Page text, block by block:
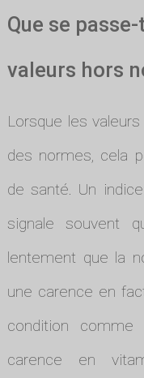
Que se
valeurs hors
Lorsque les valeurs
des normes, cela
de santé. Un
signale souvent
lentement que la
une carence en
condition comme
carence en